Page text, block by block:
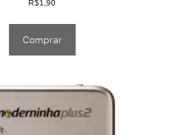
R$1,90
Comprar